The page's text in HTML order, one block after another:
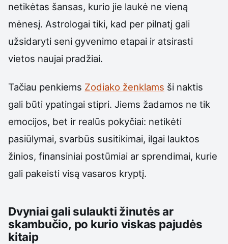
netikėtas šansas, kurio jie laukė ne vieną
mėnesį. Astrologai tiki, kad per pilnatį gali
užsidaryti seni gyvenimo etapai ir atsirasti
vietos naujai pradžiai.
Tačiau penkiems Zodiako ženklams ši naktis
gali būti ypatingai stipri. Jiems žadamos ne tik
emocijos, bet ir realūs pokyčiai: netikėti
pasiūlymai, svarbūs susitikimai, ilgai lauktos
žinios, finansiniai postūmiai ar sprendimai, kurie
gali pakeisti visą vasaros kryptį.
Dvyniai gali sulaukti žinutės ar
skambučio, po kurio viskas pajudės
kitaip